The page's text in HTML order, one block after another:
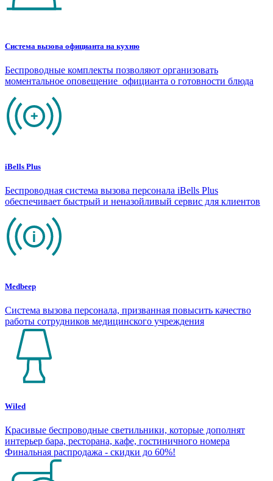
Система вызова официанта на кухню
Беспроводные комплекты позволяют организовать
моментальное оповещение официанта о готовности блюда
iBells Plus
Беспроводная система вызова персонала iBells Plus
обеспечивает быстрый и неназойливый сервис для клиентов
Medbeep
Система вызова персонала, призванная повысить качество
работы сотрудников медицинского учреждения
Wiled
Красивые беспроводные светильники, которые дополнят
интерьер бара, ресторана, кафе, гостиничного номера
Финальная распродажа - скидки до 60%!